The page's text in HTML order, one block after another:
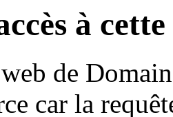
à
de
car la